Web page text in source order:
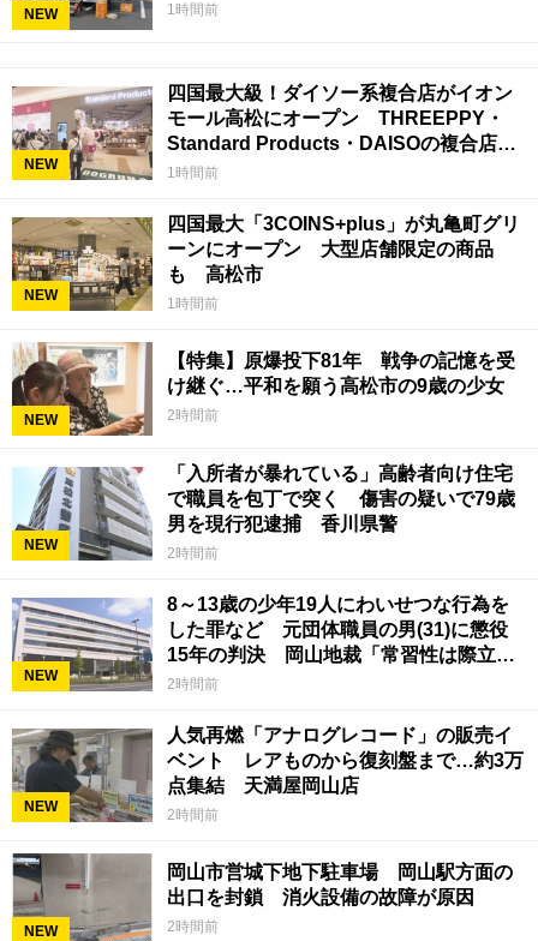
NEW 1時間前
NEW
四国最大級！ダイソー系複合店がイオン
モール高松にオープン THREEPPY・
Standard Products・DAISOの複合店は
香川県初
1時間前
NEW
四国最大「3COINS+plus」が丸亀町グリ
ーンにオープン 大型店舗限定の商品
も 高松市
1時間前
NEW
【特集】原爆投下81年 戦争の記憶を受
け継ぐ…平和を願う高松市の9歳の少女
2時間前
NEW
「入所者が暴れている」高齢者向け住宅
で職員を包丁で突く 傷害の疑いで79歳
男を現行犯逮捕 香川県警
2時間前
NEW
8～13歳の少年19人にわいせつな行為を
した罪など 元団体職員の男(31)に懲役
15年の判決 岡山地裁「常習性は際立っ
ていて被害結果も非常に重い」
2時間前
NEW
人気再燃「アナログレコード」の販売イ
ベント レアものから復刻盤まで…約3万
点集結 天満屋岡山店
2時間前
NEW
岡山市営城下地下駐車場 岡山駅方面の
出口を封鎖 消火設備の故障が原因
2時間前